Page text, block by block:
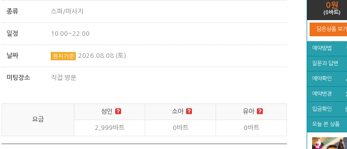
0원
(0바트)
담은상품 보기
예약방법
질문과 답변
예약확인
예약변경
입금확인
오늘 본 상품
종류 스파/마사지
일정 10:00~22:00
날짜 현지기준 2026.08.08 (토)
미팅장소 직접 방문
요금
성인 소아 유아
2,999바트 0바트 0바트